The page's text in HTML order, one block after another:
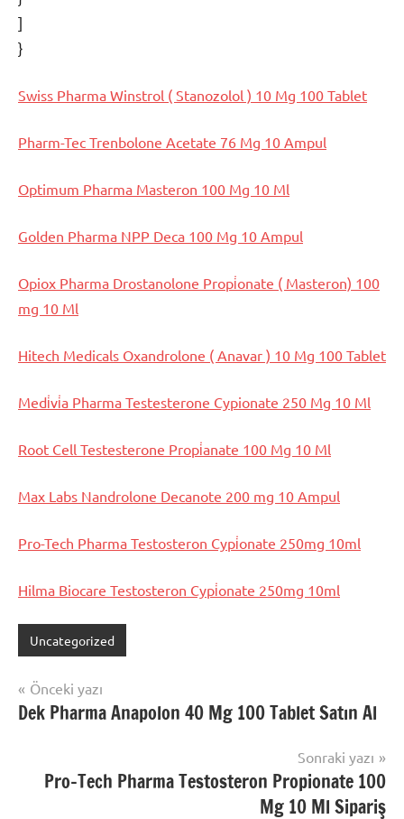
]
}
Swiss Pharma Winstrol ( Stanozolol ) 10 Mg 100 Tablet
Pharm-Tec Trenbolone Acetate 76 Mg 10 Ampul
Optimum Pharma Masteron 100 Mg 10 Ml
Golden Pharma NPP Deca 100 Mg 10 Ampul
Opiox Pharma Drostanolone Propi̇onate ( Masteron) 100
mg 10 Ml
Hitech Medicals Oxandrolone ( Anavar ) 10 Mg 100 Tablet
Medi̇vi̇a Pharma Testesterone Cypionate 250 Mg 10 Ml
Root Cell Testesterone Propi̇anate 100 Mg 10 Ml
Max Labs Nandrolone Decanote 200 mg 10 Ampul
Pro-Tech Pharma Testosteron Cypi̇onate 250mg 10ml
Hilma Biocare Testosteron Cypi̇onate 250mg 10ml
Uncategorized
Yazı
gezinmesi
Önceki yazı
Dek Pharma Anapolon 40 Mg 100 Tablet Satın Al
Sonraki yazı
Pro-Tech Pharma Testosteron Propionate 100
Mg 10 Ml Sipariş